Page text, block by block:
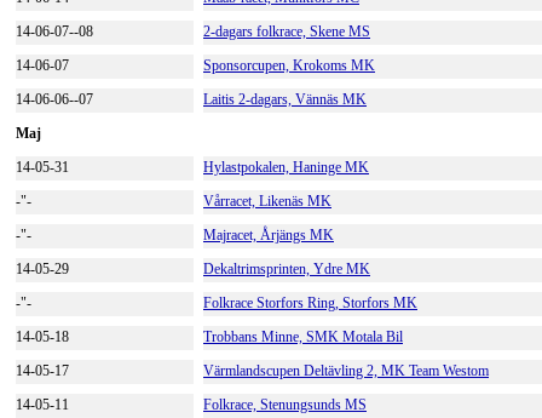
14-06-07--08
2-dagars folkrace, Skene MS
14-06-07
Sponsorcupen, Krokoms MK
14-06-06--07
Laitis 2-dagars, Vännäs MK
Maj
14-05-31
Hylastpokalen, Haninge MK
-"-
Vårracet, Likenäs MK
-"-
Majracet, Årjängs MK
14-05-29
Dekaltrimsprinten, Ydre MK
-"-
Folkrace Storfors Ring, Storfors MK
14-05-18
Trobbans Minne, SMK Motala Bil
14-05-17
Värmlandscupen Deltävling 2, MK Team Westom
14-05-11
Folkrace, Stenungsunds MS